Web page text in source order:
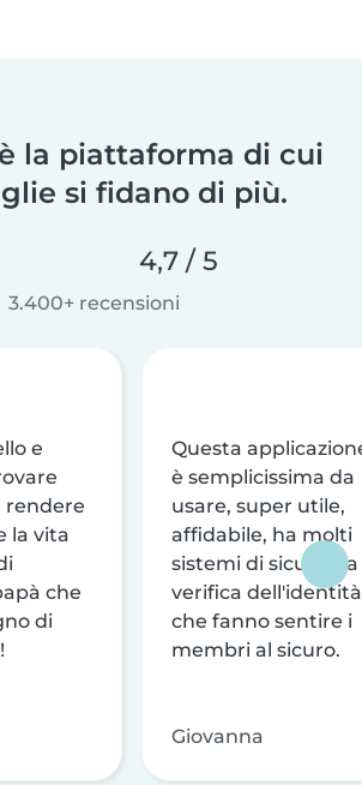
la piattaforma di cui
si fidano di più.
4,7 / 5
3.400+ recensioni
e
rendere
la vita
che
di
Questa
è semplicissima da
usare, super utile,
affidabile, ha molti
sistemi di sicurezza
verifica dell'identità
che fanno sentire i
membri al sicuro.
Giovanna